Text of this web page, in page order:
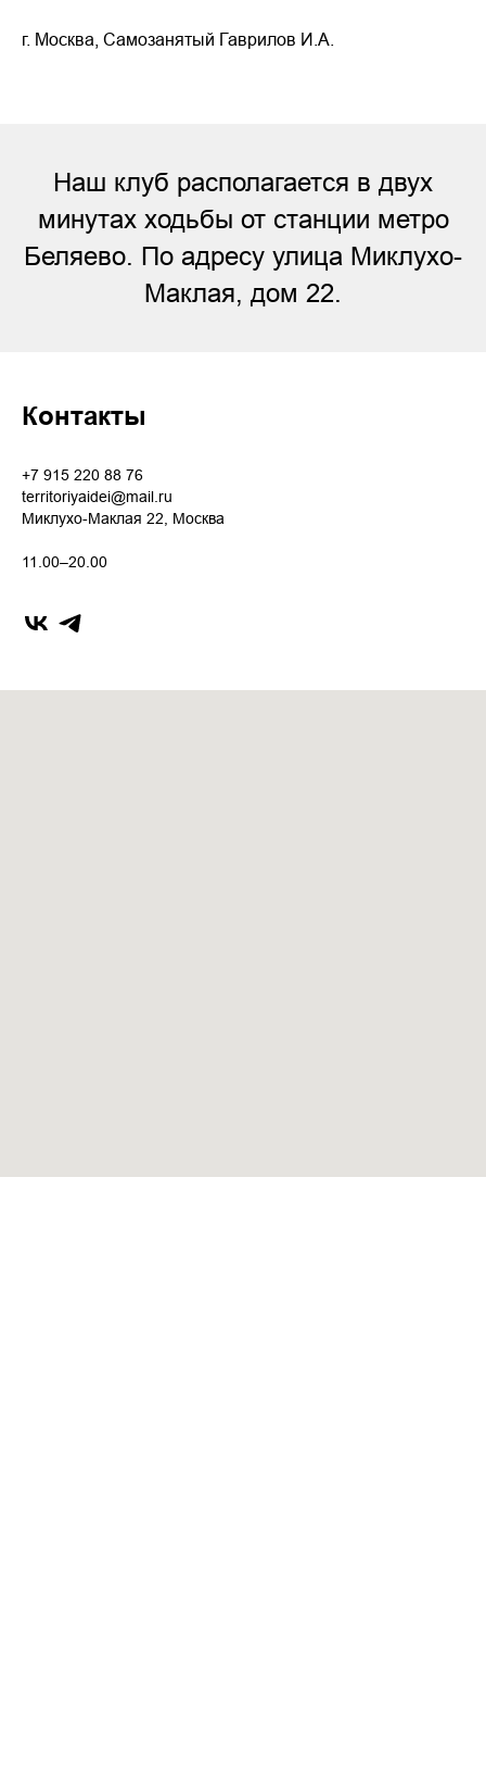
г. Москва, Самозанятый Гаврилов И.А.
Наш клуб располагается в двух
минутах ходьбы от станции метро
Беляево. По адресу улица Миклухо-
Маклая, дом 22.
Контакты
+7 915 220 88 76
territoriyaidei@mail.ru
Миклухо-Маклая 22, Москва
11.00–20.00